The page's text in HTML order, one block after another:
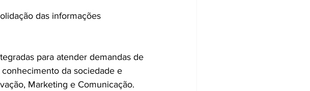
das informações
para atender demandas de
da sociedade e
Marketing e Comunicação.